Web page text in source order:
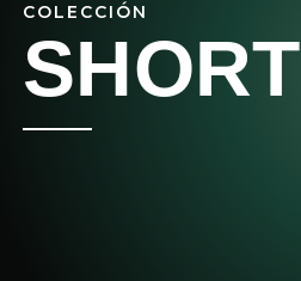
COLECCIÓN
SHORT